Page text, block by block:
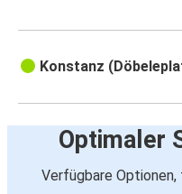
Konstanz
Optimaler
Verfügbare